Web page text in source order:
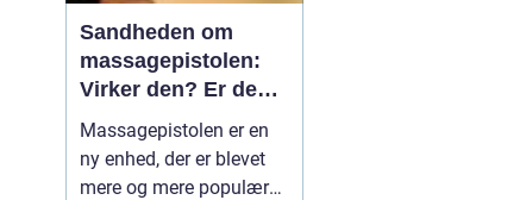
Sandheden om
massagepistolen:
Virker den? Er den
sikker?
Massagepistolen er en
ny enhed, der er blevet
mere og mere populær